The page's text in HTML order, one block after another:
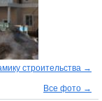
строительства →
Все фото →